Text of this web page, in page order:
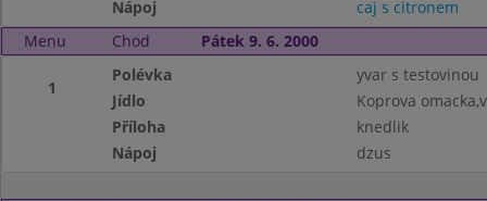
Nápoj
caj s citronem
Menu
Chod Pátek 9. 6. 2000
1
Polévka
yvar s testovinou
Jídlo
Koprova
Příloha
knedlik
Nápoj
dzus